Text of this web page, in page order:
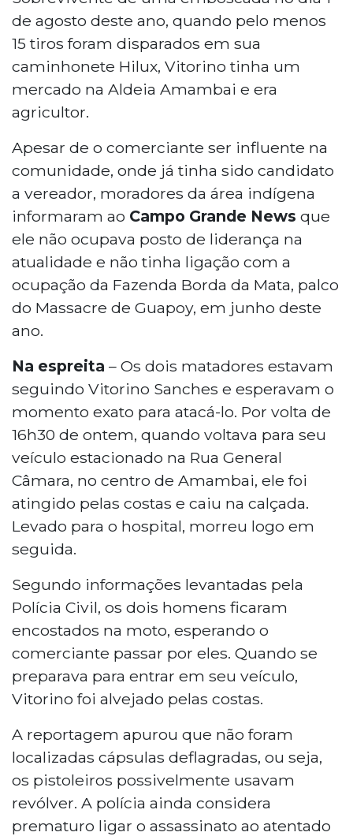
de agosto deste ano, quando pelo menos
15 tiros foram disparados em sua
caminhonete Hilux, Vitorino tinha um
mercado na Aldeia Amambai e era
agricultor.
Apesar de o comerciante ser influente na
comunidade, onde já tinha sido candidato
a vereador, moradores da área indígena
informaram ao Campo Grande News que
ele não ocupava posto de liderança na
atualidade e não tinha ligação com a
ocupação da Fazenda Borda da Mata, palco
do Massacre de Guapoy, em junho deste
ano.
Na espreita – Os dois matadores estavam
seguindo Vitorino Sanches e esperavam o
momento exato para atacá-lo. Por volta de
16h30 de ontem, quando voltava para seu
veículo estacionado na Rua General
Câmara, no centro de Amambai, ele foi
atingido pelas costas e caiu na calçada.
Levado para o hospital, morreu logo em
seguida.
Segundo informações levantadas pela
Polícia Civil, os dois homens ficaram
encostados na moto, esperando o
comerciante passar por eles. Quando se
preparava para entrar em seu veículo,
Vitorino foi alvejado pelas costas.
A reportagem apurou que não foram
localizadas cápsulas deflagradas, ou seja,
os pistoleiros possivelmente usavam
revólver. A polícia ainda considera
prematuro ligar o assassinato ao atentado